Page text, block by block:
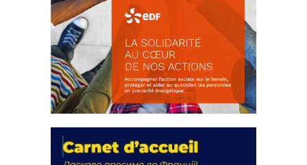
actions
18 septembre 2023